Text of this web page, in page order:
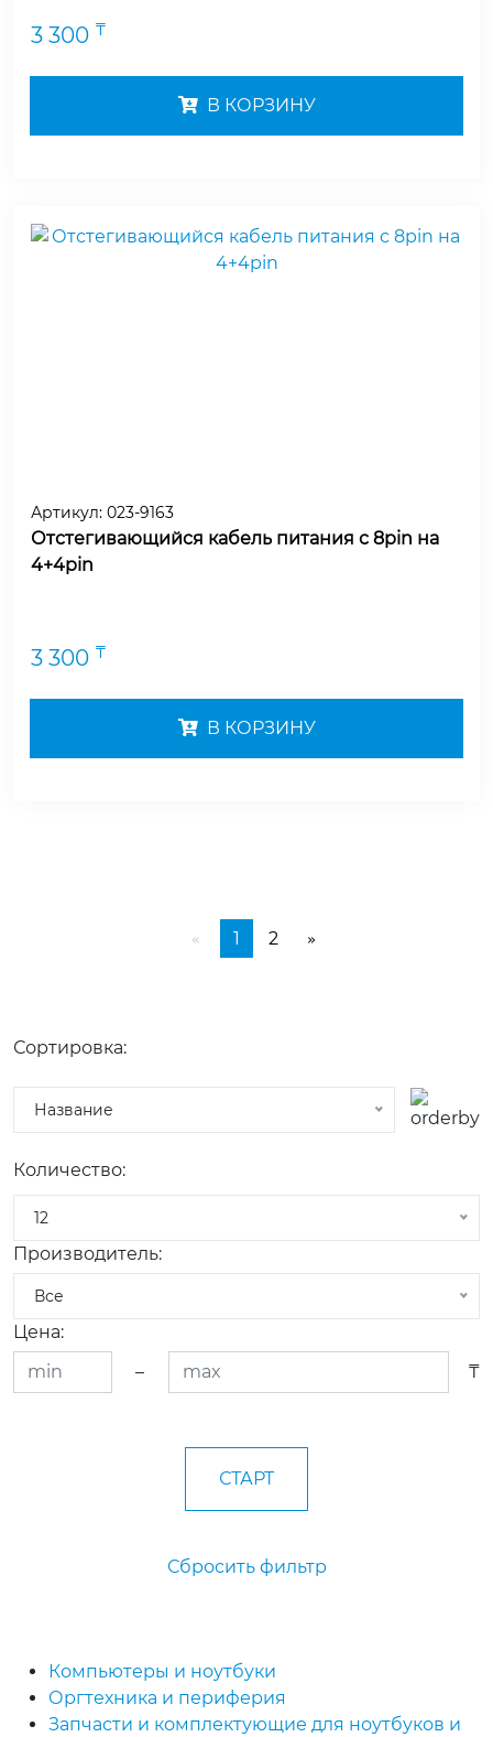
Сортировка:
Название
Количество:
12
Производитель:
Все
Цена:
–
₸
Сбросить фильтр
Компьютеры и ноутбуки
Оргтехника и периферия
Запчасти и комплектующие для ноутбуков и
3 300 ₸
В КОРЗИНУ
Артикул: 023-9163
Отстегивающийся кабель питания с 8pin на
4+4pin
3 300 ₸
В КОРЗИНУ
« 1 2 »